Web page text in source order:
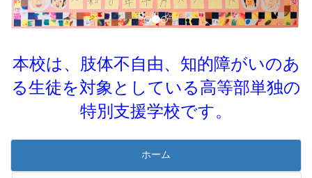
o
u
本校は、肢体不自由、知的障がいのあ
る生徒を対象としている高等部単独の
特別支援学校です。
ホーム